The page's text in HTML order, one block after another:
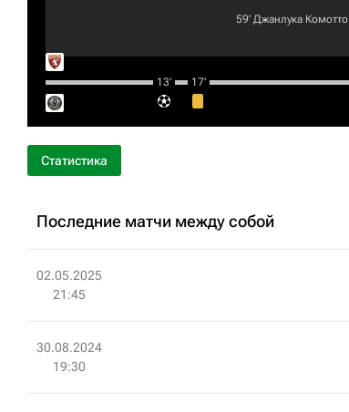
59‎’‎ Джанлука Комотто
13‎’‎ 17‎’‎
Статистика
Последние матчи между собой
02.05.2025
21:45
30.08.2024
19:30